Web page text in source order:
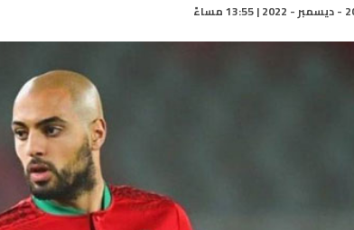
| 13:55 مساءً